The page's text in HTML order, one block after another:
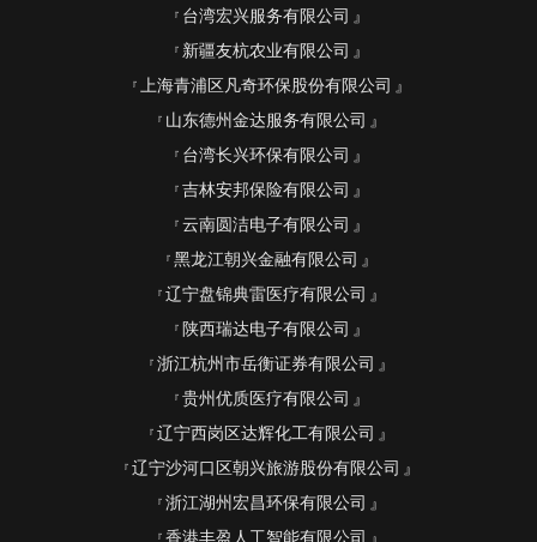
台湾宏兴服务有限公司
新疆友杭农业有限公司
上海青浦区凡奇环保股份有限公司
山东德州金达服务有限公司
台湾长兴环保有限公司
吉林安邦保险有限公司
云南圆洁电子有限公司
黑龙江朝兴金融有限公司
辽宁盘锦典雷医疗有限公司
陕西瑞达电子有限公司
浙江杭州市岳衡证券有限公司
贵州优质医疗有限公司
辽宁西岗区达辉化工有限公司
辽宁沙河口区朝兴旅游股份有限公司
浙江湖州宏昌环保有限公司
香港丰盈人工智能有限公司